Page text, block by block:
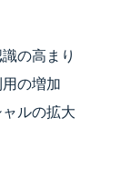
の高まり
の増加
ルの拡大